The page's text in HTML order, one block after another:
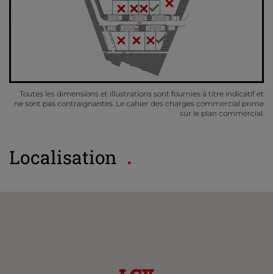
Toutes les dimensions et illustrations sont fournies à titre indicatif et
ne sont pas contraignantes. Le cahier des charges commercial prime
sur le plan commercial.
Localisation